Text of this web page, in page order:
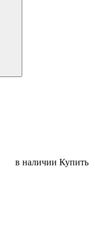
в наличии Купить